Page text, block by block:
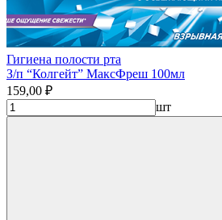
Гигиена полости рта
З/п “Колгейт” МаксФреш 100мл
159,00 ₽
шт